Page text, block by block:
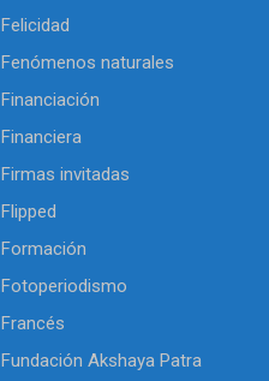
Felicidad
Fenómenos naturales
Financiación
Financiera
Firmas invitadas
Flipped
Formación
Fotoperiodismo
Francés
Fundación Akshaya Patra